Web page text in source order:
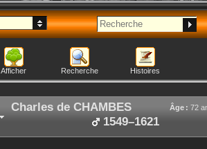
Afficher Recherche Histoires
Charles de CHAMBES Âge : 72
1549–1621